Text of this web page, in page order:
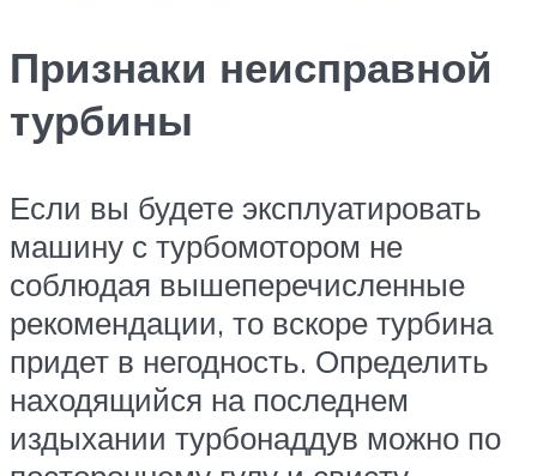
Признаки неисправной
турбины
Если вы будете эксплуатировать
машину с турбомотором не
соблюдая вышеперечисленные
рекомендации, то вскоре турбина
придет в негодность. Определить
находящийся на последнем
издыхании турбонаддув можно по